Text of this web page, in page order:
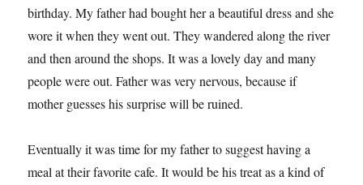
birthday. My father had bought her a beautiful dress and she
wore it when they went out. They wandered along the river
and then around the shops. It was a lovely day and many
people were out. Father was very nervous, because if
mother guesses his surprise will be ruined.
Eventually it was time for my father to suggest having a
meal at their favorite cafe. It would be his treat as a kind of